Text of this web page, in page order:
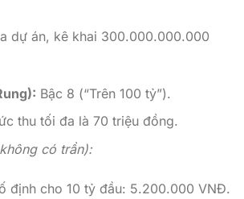
dự án, kê khai 300.000.000.000
Bậc 8 (“Trên 100 tỷ”).
thu tối đa là 70 triệu đồng.
có trần):
định cho 10 tỷ đầu: 5.200.000 VNĐ.